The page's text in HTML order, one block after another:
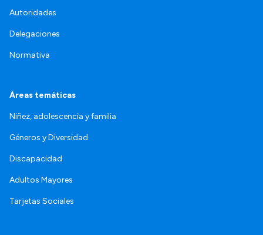
Autoridades
Delegaciones
Normativa
Áreas temáticas
Niñez, adolescencia y familia
Géneros y Diversidad
Discapacidad
Adultos Mayores
Tarjetas Sociales